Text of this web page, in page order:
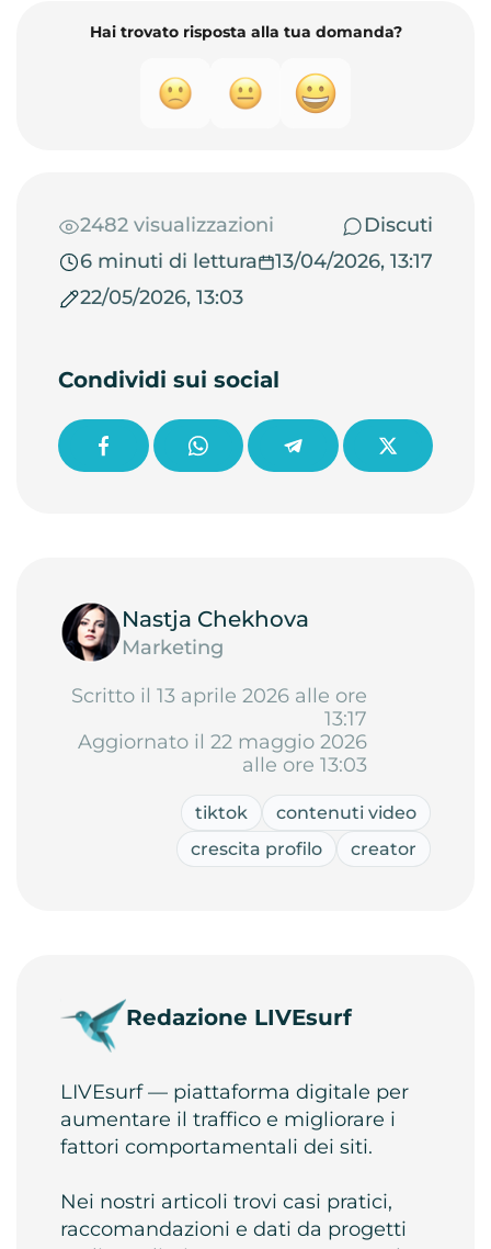
Hai trovato risposta alla tua domanda?
2482 visualizzazioni
Discuti
6 minuti di lettura
13/04/2026, 13:17
22/05/2026, 13:03
Condividi sui social
Nastja Chekhova
Marketing
Scritto il 13 aprile 2026 alle ore
13:17
Aggiornato il 22 maggio 2026
alle ore 13:03
tiktok
contenuti video
crescita profilo
creator
Redazione LIVEsurf
LIVEsurf — piattaforma digitale per
aumentare il traffico e migliorare i
fattori comportamentali dei siti.
Nei nostri articoli trovi casi pratici,
raccomandazioni e dati da progetti